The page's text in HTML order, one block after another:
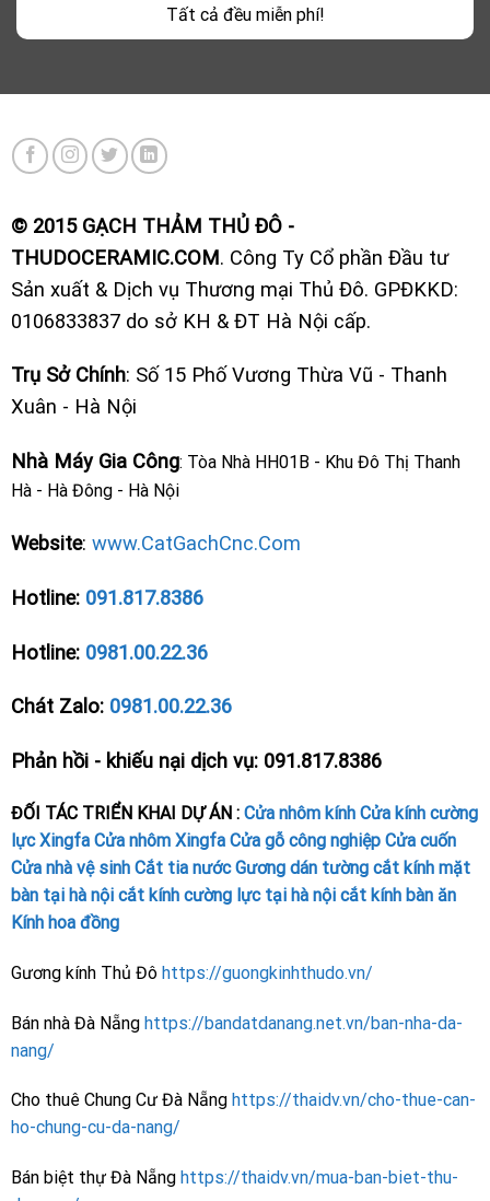
Tất cả đều miễn phí!
© 2015 GẠCH THẢM THỦ ĐÔ -
THUDOCERAMIC.COM. Công Ty Cổ phần Đầu tư
Sản xuất & Dịch vụ Thương mại Thủ Đô. GPĐKKD:
0106833837 do sở KH & ĐT Hà Nội cấp.
Trụ Sở Chính: Số 15 Phố Vương Thừa Vũ - Thanh
Xuân - Hà Nội
Nhà Máy Gia Công: Tòa Nhà HH01B - Khu Đô Thị Thanh
Hà - Hà Đông - Hà Nội
Website: www.CatGachCnc.Com
Hotline: 091.817.8386
Hotline: 0981.00.22.36
Chát Zalo: 0981.00.22.36
Phản hồi - khiếu nại dịch vụ: 091.817.8386
ĐỐI TÁC TRIỂN KHAI DỰ ÁN : Cửa nhôm kính Cửa kính cường
lực Xingfa Cửa nhôm Xingfa Cửa gỗ công nghiệp Cửa cuốn
Cửa nhà vệ sinh Cắt tia nước Gương dán tường cắt kính mặt
bàn tại hà nội cắt kính cường lực tại hà nội cắt kính bàn ăn
Kính hoa đồng
Gương kính Thủ Đô https://guongkinhthudo.vn/
Bán nhà Đà Nẵng https://bandatdanang.net.vn/ban-nha-da-
nang/
Cho thuê Chung Cư Đà Nẵng https://thaidv.vn/cho-thue-can-
ho-chung-cu-da-nang/
Bán biệt thự Đà Nẵng https://thaidv.vn/mua-ban-biet-thu-